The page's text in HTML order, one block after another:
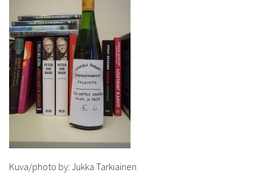
Kuva/photo by: Jukka Tarkiainen